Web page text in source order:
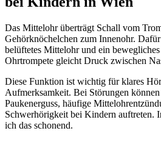
Das Mittelohr überträgt Schall vom
Gehörknöchelchen zum Innenohr.
belüftetes Mittelohr und ein
Ohrtrompete gleicht Druck zwischen
Diese Funktion ist wichtig für klares
Aufmerksamkeit. Bei Störungen
Paukenerguss, häufige
Schwerhörigkeit bei Kindern auftreten.
ich das schonend.